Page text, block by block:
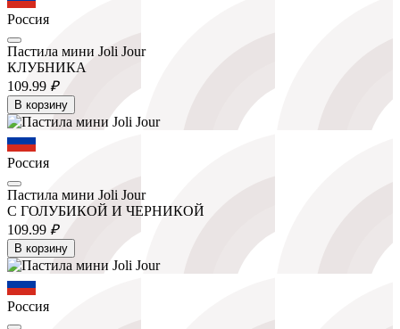
Россия
Пастила мини Joli Jour
КЛУБНИКА
109.99 ₽
В корзину
Россия
Пастила мини Joli Jour
С ГОЛУБИКОЙ И ЧЕРНИКОЙ
109.99 ₽
В корзину
Россия